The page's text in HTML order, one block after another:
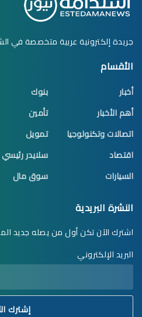
جريدة إلكترونية عربية متخصصة في
الأقسام
أخبار
أهم الأخبار
اتصالات وتكنولوجيا
اقتصاد
السيارات
بنوك
تأمين
تمويل
سلايدر رئيسي
سوق مال
النشرة البريدية
اشترك الآن تكن أول من يصله جديد
البريد الإلكتروني